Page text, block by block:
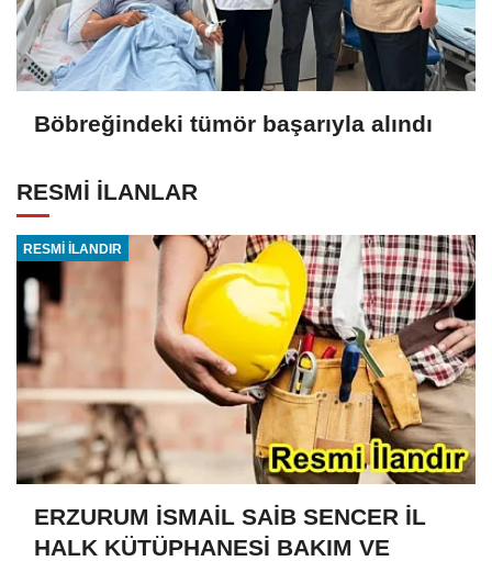
Böbreğindeki tümör başarıyla alındı
RESMİ İLANLAR
RESMİ İLANDIR
ERZURUM İSMAİL SAİB SENCER İL
HALK KÜTÜPHANESİ BAKIM VE